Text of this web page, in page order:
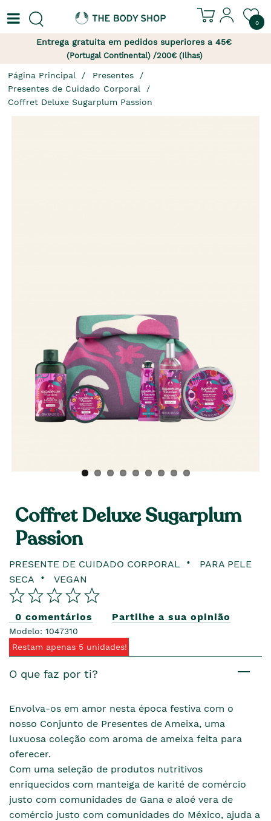
0
Entrega gratuita em pedidos superiores a 45€
(Portugal Continental) /200€ (Ilhas)
Página Principal
Presentes
Presentes de Cuidado Corporal
Coffret Deluxe Sugarplum Passion
Coffret Deluxe Sugarplum
Passion
PRESENTE DE CUIDADO CORPORAL
PARA PELE
SECA
VEGAN
0 comentários Partilhe a sua opinião
Modelo: 1047310
Restam apenas 5 unidades!
O que faz por ti?
Envolva-os em amor nesta época festiva com o
nosso Conjunto de Presentes de Ameixa, uma
luxuosa coleção com aroma de ameixa feita para
oferecer.
Com uma seleção de produtos nutritivos
enriquecidos com manteiga de karité de comércio
justo com comunidades de Gana e aloé vera de
comércio justo com comunidades do México, ajuda a